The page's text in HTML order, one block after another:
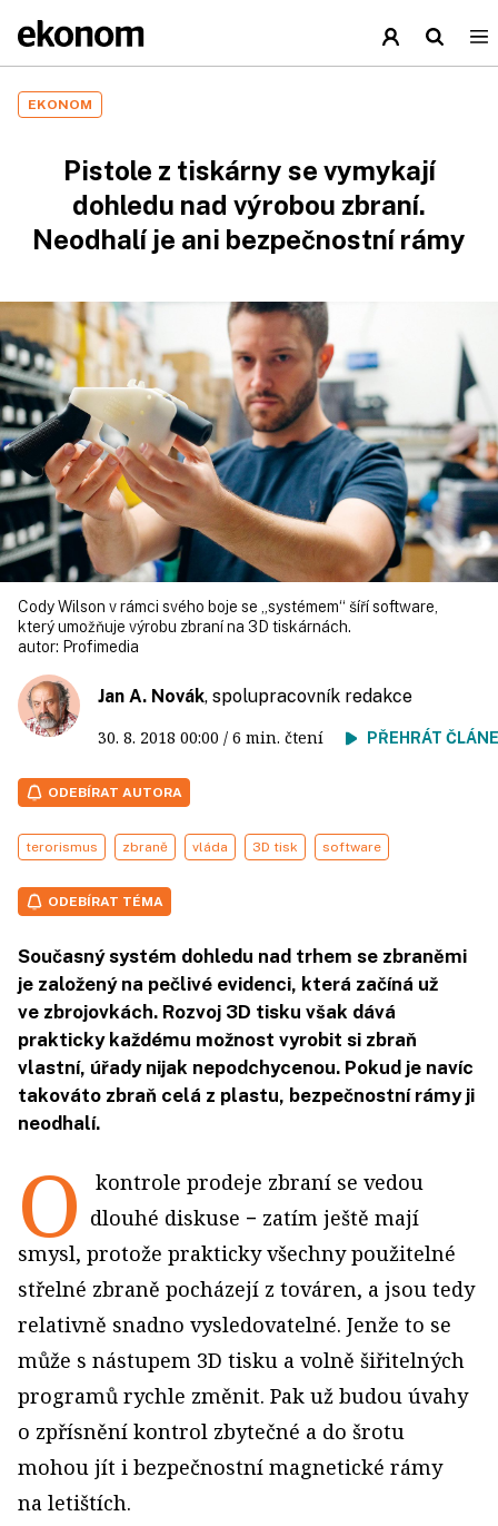
EKONOM
Pistole z tiskárny se vymykají
dohledu nad výrobou zbraní.
Neodhalí je ani bezpečnostní rámy
Cody Wilson v rámci svého boje se „systémem“ šíří software,
který umožňuje výrobu zbraní na 3D tiskárnách.
autor: Profimedia
Jan A. Novák, spolupracovník redakce
30. 8. 2018 00:00 / 6 min. čtení PŘEHRÁT
ODEBÍRAT AUTORA
terorismus zbraně vláda 3D tisk software
ODEBÍRAT TÉMA
Současný systém dohledu nad trhem se zbraněmi
je založený na pečlivé evidenci, která začíná už
ve zbrojovkách. Rozvoj 3D tisku však dává
prakticky každému možnost vyrobit si zbraň
vlastní, úřady nijak nepodchycenou. Pokud je navíc
takováto zbraň celá z plastu, bezpečnostní rámy ji
neodhalí.
O
kontrole prodeje zbraní se vedou
dlouhé diskuse − zatím ještě mají
smysl, protože prakticky všechny použitelné
střelné zbraně pocházejí z továren, a jsou tedy
relativně snadno vysledovatelné. Jenže to se
může s nástupem 3D tisku a volně šiřitelných
programů rychle změnit. Pak už budou úvahy
o zpřísnění kontrol zbytečné a do šrotu
mohou jít i bezpečnostní magnetické rámy
na letištích.